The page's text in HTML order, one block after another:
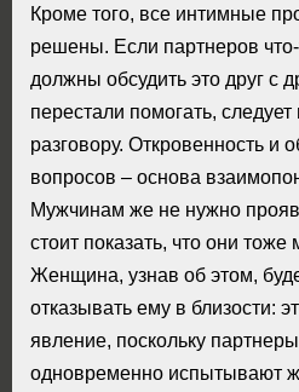
Кроме того, все интимные
решены. Если партнеров
должны обсудить это друг с
перестали помогать,
разговору. Откровенность и
вопросов – основа
Мужчинам же не нужно
стоит показать, что они
Женщина, узнав об этом,
отказывать ему в близости:
явление, поскольку
одновременно испытывают